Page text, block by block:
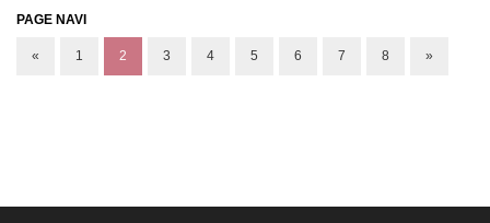
PAGE NAVI
« 1 2 3 4 5 6 7 8 »